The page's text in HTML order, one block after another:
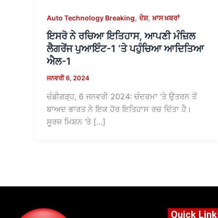
Auto Technology Breaking,ਦੇਸ਼,ਖ਼ਾਸ ਖ਼ਬਰਾਂ
ਇਸਰੋ ਨੇ ਰਚਿਆ ਇਤਿਹਾਸ, ਆਪਣੀ ਮੰਜ਼ਿਲ
ਲੈਗਰੇਂਜ ਪੁਆਇੰਟ-1 ‘ਤੇ ਪਹੁੰਚਿਆ ਆਦਿਤਿਆ
ਐਲ-1
ਜਨਵਰੀ 6, 2024
ਚੰਡੀਗੜ੍ਹ, 6 ਜਨਵਰੀ 2024: ਚੰਦਰਮਾ ‘ਤੇ ਉਤਰਨ ਤੋਂ
ਬਾਅਦ ਭਾਰਤ ਨੇ ਇਕ ਹੋਰ ਇਤਿਹਾਸ ਰਚ ਦਿੱਤਾ ਹੈ।
ਸੂਰਜ ਮਿਸ਼ਨ ‘ਤੇ […]
Quick